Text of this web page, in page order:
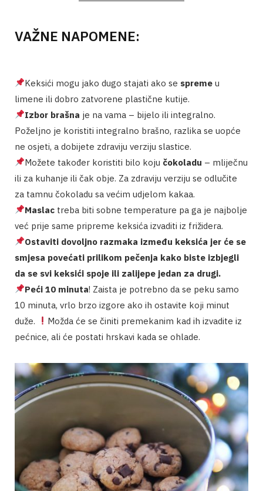
VAŽNE NAPOMENE:
Keksići mogu jako dugo stajati ako se spreme u
limene ili dobro zatvorene plastične kutije.
Izbor brašna je na vama – bijelo ili integralno.
Poželjno je koristiti integralno brašno, razlika se uopće
ne osjeti, a dobijete zdraviju verziju slastice.
Možete također koristiti bilo koju čokoladu – mliječnu
ili za kuhanje ili čak obje. Za zdraviju verziju se odlučite
za tamnu čokoladu sa većim udjelom kakaa.
Maslac treba biti sobne temperature pa ga je najbolje
već prije same pripreme keksića izvaditi iz frižidera.
Ostaviti dovoljno razmaka između keksića jer će se
smjesa povećati prilikom pečenja kako biste izbjegli
da se svi keksići spoje ili zalijepe jedan za drugi.
Peći 10 minuta! Zaista je potrebno da se peku samo
10 minuta, vrlo brzo izgore ako ih ostavite koji minut
duže.
Možda će se činiti premekanim kad ih izvadite iz
pećnice, ali će postati hrskavi kada se ohlade.